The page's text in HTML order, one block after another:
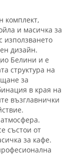
комплект,
и масичка за
използването
дизайн.
Белини и е
структура на
за
в края на
възглавнички
състои от
за кафе.